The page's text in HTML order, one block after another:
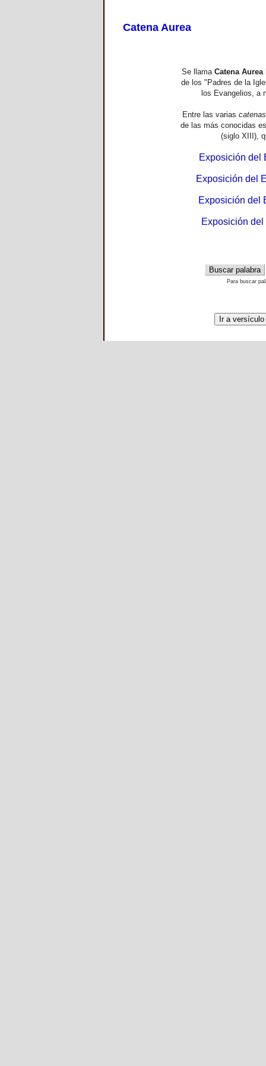
Catena Aurea
Se llama Catena Aurea
de los "Padres de la
los Evangelios, a
Entre las varias catenas
de las más conocidas
(siglo XIII),
Exposición del
Exposición del
Exposición del
Exposición
Para buscar